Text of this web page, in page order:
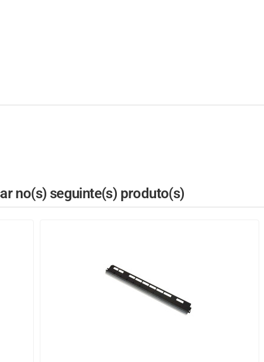
no(s) seguinte(s) produto(s)